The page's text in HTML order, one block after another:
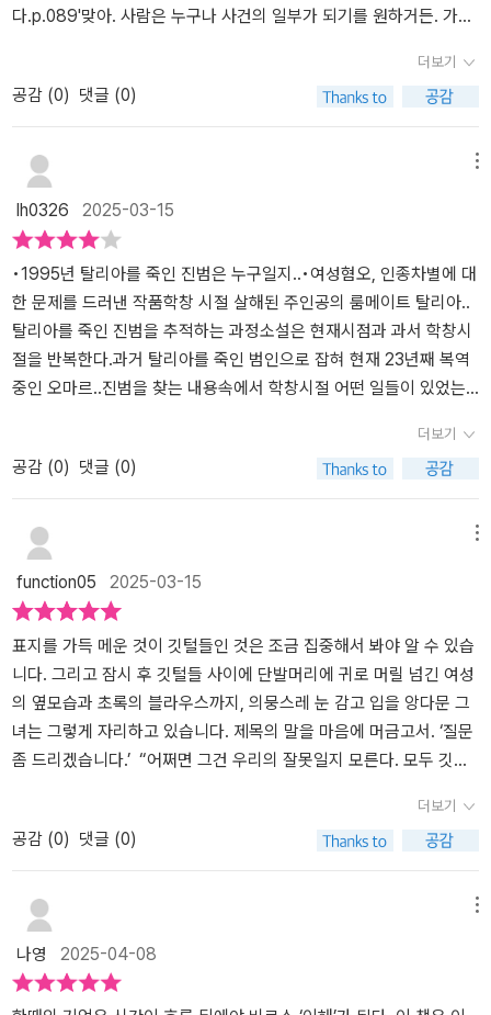
문에 그 어떤 살인사건보다 더욱 참혹하고 서늘하게 느껴지는 것입니
라임 스토리를 기대한 독자라면 23년 전 진실을 찾아가는 보디의 여
정이 다소 느리고 답답하게 읽힐 수도 있습니다. 사건 외적인 이야기
도 많고, 보디의 내적 갈등이나 심리묘사도 적지 않은데다 그것들을
표현한 문장은 꼭꼭 씹어 읽어야 그 맛을 음미할 수 있을 만큼 은유적
혹은 상징적이기 때문입니다. 또 (번역의 문제인지는 몰라도) 두세 번
되읽어야 할 문장도 제법 됐고, 과거와 현재가 혼재된 구성이라든지
헷갈릴 정도로 많은 등장인물 수도 한몫 거든 게 사실입니다. 재미있
게 읽었지만 별 1개를 뺀 건 이런 이유들 때문입니다. 이 작품 전에
출간된 ‘The Great Believers’(2018)가 뉴욕 타임스가 선정한 ‘21세
기 100대 도서’에 선정된 걸 보면 리베카 머카이라는 이름을 꼭 기억
해놓아야 할 것 같습니다. ‘질문 좀 드리겠습니다’가 좋은 성과를 내서
조만간 ‘The Great Believers’의 한국 출간 소식이 들려오기를 기대
트 '탈리아' 사건을 조사하고 싶다고 제안한다. 보디는 점점 과거의 기
순하지 않다. 진짜 범인은 누구였을까? 혹은, 우리는 진실을 제대로
보려고 한 적이 있었을까? 책을 읽으면서 계속해서 떠오르는 얼굴들
이 있다. 뉴스에서 보았던 이름들, 우리가 쉽게 동정하고 또 쉽게 잊어
버린 피해자들. 그리고 그들을 둘러싼 가해자와 방관자들. 우리는 언
제까지 같은 실수를 반복할 것인가? 이 책은 우리에게 그런 질문을 던
진다. 이 책을 덮고 나면, 마음이 가볍지는 않을 것이다. 하지만 어떤
책들은 불편해야 한다. 이 책이 불편한 이유는 우리가 그동안 너무 익
숙해져 버린 것들이 잘못되었다는 걸 깨닫게 만들기 때문이다. 그리
고 아마도, 그 깨달음이 변화를 만들어내는 첫걸음일 것이다. #질문
좀드리겠습니다 #리베카머카이 #황금가지 #범죄소설 #범죄미스터
리 #그루밍범죄 #여성혐오 #북스타그램 #책스타그램
제로 내세우며 과거 사회 곳곳에서 벌어진 여성 혐오의 다양한 양태
죄 사건을 풀어가는 듯한 긴장감을 선사한다. 가장 안전하다고 여기
는 학교라는 공간에서 벌어지는 사건을 통해 비틀린 젠더 의식과 뿌
리 깊은 인종 차별 정서를 내보인다. 살해당한 탈리아와 룸메이트였
던 보디 케인의 시선으로 사건의 진실을 따라가는 과정은 처참하다.
교내에서 벌어지는 성폭력과 성차별적 시각, 한 소녀의 죽음에 열광
하는 대중들의 광기는 낯설지 않다. 소설을 읽으며 내내 불편했던 감
정은 현실에서도 비슷한 사건을 종종 목격하기 때문이다. 사건이 벌
어지고 이미 범인이 체포되어 감옥에 있지만 진실은 달랐다. 작가는
진실을 추적하는 과정에서 무고한 사람이 어떻게 한순간에 범인으로
몰릴 수밖에 없는지, 자신들의 안위를 위해 어떻게 은폐시키는지 보
여주며 현실을 날카롭게 비판한다. 특히 과거의 이야기는 내가 살아
온 시대가 얼마나 야만적이었는지 다시 한번 떠올리게 한다. 세월이
는 젠더 문제와 관련하여 가야 할 길이 멀다는 걸 상기시켜 준다. 또한
소설에 비추어 나 역시 대중의 한 사람으로서 미디어에 쉽게 휩쓸렸
던 건 아닌지 돌아볼 수 있었다. 범죄 소설로서 속도감 있게 긴박하게
전개되지는 않지만 날카로운 질문을 던지며 불편한 울림을 주는 정통
미스터리 소설이다.​당신의 이름은 세상에 나가려고 내 목구멍에 걸린
채로 4년을 기다렸다. 나는 오마르를 만나려고, 그를 마주 보려고 4
년을 기다렸다. 달리 원하거나 기대하는 건 없었다. 그저 그의 얼굴이
보고 싶었다.p. 393​#질문좀드리겠습니다, #리베카머카이, #황금가
지, #소설, #미스터리소설, #범죄소설, #소설추천, #IHaveSomeQu
estionsforYou, #도서리뷰, #서평, #도서제공
다.p.089'맞아. 사람은 누구나 사건의 일부가 되기를 원하거든. 가끔
했다고말이야' 내 쓰레기통 얘기처럼.p.199내가 머물렀던 어질어질
한 의식의 공간을 설명하기는 어렵다. 다만 더는 뭐가 진실인지(제롬,
로비, 오마르, 당신과 관련해) 알 수가 없다.야하브가 아직도 나를 사
랑하는지 알 수 없었다. 탈리아에게 무슨 일이 있었는지를 잘 아는 사
람이 지금의 나인지, 아니면 막 열여덟 살이 된 나인지 알 수 없었다.
전자는 경험과 관점을 가지고 되짚어 보는 성인의 자아이고, 후자는
모든 걸 새롭게 받아들이는 다듬어지지않은 10대의 자아로, 둘 다 지
치고 순진했다.탈리아가 당신에 대해 어떤 말도 하지 않았으니 살아
남은 피해자에 대한 신뢰의 문제도 아니었다. 물론 그녀는 살아남지
못했지만.p.224'그래, 하지만 백인 여성이 살인 험의로 체포된 흑인
남성에 대해 말하고 있잖아. 인식 자체가 편향적일 수 있어.' 롤라가
말했다.p.302미스터 블로흐, 지난 몇 년간 내가 여러 번 곱씹은, 그리
이 아니라 음식을 선택할 권리를 박탈당하는 것이다. 차갑고 축축한
바닥이 아니라 있고 싶은 장소를 선택할 수 없는 것이다. 갇혀 있는 것
이 아니라 예전처럼 달릴 수 없고 내 차에 올라타 빠르게 멀어질 수도
없다는 것이다.p.359의심이야 할 수 있어요. 어느 한 사람이 '자, 오
마르한테 죄를 뒤집어씌우자.'라고 말하지는 않았을 거예요. 하지만
사람들한테 너무 많이 의지하다 보면 그들은 상대가 원하는 걸 내놓
을 수밖에 없어요.그들이 원한 건 저 같은 사람이었고요.p.371읽기
힘든 책이었다.빽빽한 단어 수와 500페이지 가까운 페이지. 물론 눈
에 보이는 이런부분도 살짝 힘들긴 했지만..이런 이유가아니라 리베
카 머카이가 하고자 했던 그 이야기들이 쉽게 읽어낼수 있는 이야기
가 아니었다고나 할까..책의 띠지에 적혀 있는 '걸작범죄소설' 이런 이
야기에 혹 해서 책을 선택한 분들은 아마도 생각했던 바와 달라 적잖
은 범죄소설들보다도 훨씬 좋았을거라고 믿는다.이 소설은 범인이 누
구인지.. 범죄는 어떻게 일어났는지..그런걸 알리는게 중요했던 소설
이 아니라..한 사건이 벌어지고 그 사건의 피해자가 부유한 금발머리
의 미국인이었을때..그녀의 주변에 유색인종의 남자가 있었다는 말
한마디로 그가 어떻게 범인이 되어가는지... 누군가는 학교에 타격을
받지 않게 하기위해 어떻게 사건조사를 은폐시키는지.. 누군가는 다
짜여진 각본에 그를 범인으로 끼워맞추는지..또 그들을 알지 못하는
더보기
공감 (0) 댓글 (0)
lh0326 2025-03-15
•1995년 탈리아를 죽인 진범은 누구일지..•여성혐오, 인종차별에 대
한 문제를 드러낸 작품학창 시절 살해된 주인공의 룸메이트 탈리아..
탈리아를 죽인 진범을 추적하는 과정소설은 현재시점과 과서 학창시
절을 반복한다.과거 탈리아를 죽인 범인으로 잡혀 현재 23년째 복역
중인 오마르..진범을 찾는 내용속에서 학창시절 어떤 일들이 있었는
의 남자친구, 그리고 그 주변 친구들과의 관계 등과거 속에서 진범을
찾아 하나 하나 되짚어 보는 과정이었다..소설은 주인공을 둘러싼 인
물들도 다양하게 등장하고,과거와 현재가 계속 바뀌다 보니 읽는데
까다로운 부분도 있었던 것 같다.하지만 인종차별과 교내 성폭행 문
제 등 사회적 문제들이 직설적으로 잘 나타났던 작품이라고 생각한
다.오랜 기간이 지났지만 진범을 찾고자 노력했던 주인공의 용기가
빛을 내는 순간이 오기를 기대하며...-출판사로부터 도서를 제공받아
주관적으로 작성한 리뷰입니다.
더보기
공감 (0) 댓글 (0)
function05 2025-03-15
표지를 가득 메운 것이 깃털들인 것은 조금 집중해서 봐야 알 수 있습
니다. 그리고 잠시 후 깃털들 사이에 단발머리에 귀로 머릴 넘긴 여성
의 옆모습과 초록의 블라우스까지, 의뭉스레 눈 감고 입을 앙다문 그
녀는 그렇게 자리하고 있습니다. 제목의 말을 마음에 머금고서. ‘질문
좀 드리겠습니다.’ “어쩌면 그건 우리의 잘못일지 모른다. 모두 깃털
설로 처음 만나는 리베카 머카이는 익숙한 이야기를 익숙한 방식으로
풀어내지만 탄탄한 구성과 인물과 사건의 얄미울 정도로 효율적으로
배치하는 특기를 가진 작가였습니다. 여러 작품들이 수상작과 베스트
셀러로 거론되는데는 그럴만한 이유가 있었겠다 싶어지는 부분입니
다.과거 룸메이트의 죽음과 관련된 진실을 현재의 인물이 파헤친다는
구조적 특성 상, 이야기는 과거와 현재를 요리조리 오가고 제법 많은
인물들이 등장하는 통에 흐름을 따라가는데 조금 당황스럽기도 하지
더보기
공감 (0) 댓글 (0)
나영 2025-04-08